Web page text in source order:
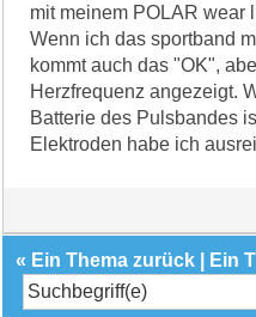
mit meinem POLAR wear
Wenn ich das sportband
kommt auch das "OK",
Herzfrequenz angezeigt.
Batterie des Pulsbandes
Elektroden habe ich
« Ein Thema zurück Ein